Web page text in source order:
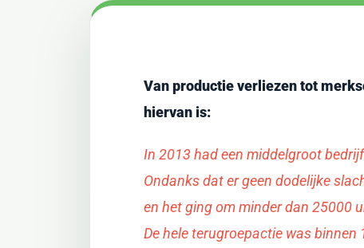
Van productie verliezen tot
hiervan is:
In 2013 had een middelgroot
Ondanks dat er geen dodelijke
en het ging om minder dan 25000
De hele terugroepactie was